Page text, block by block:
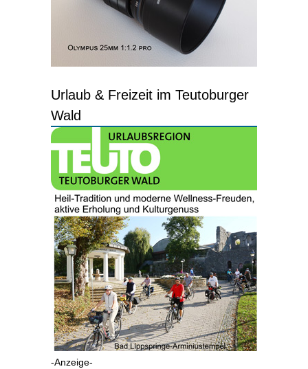
Urlaub & Freizeit im Teutoburger
Wald
-Anzeige-